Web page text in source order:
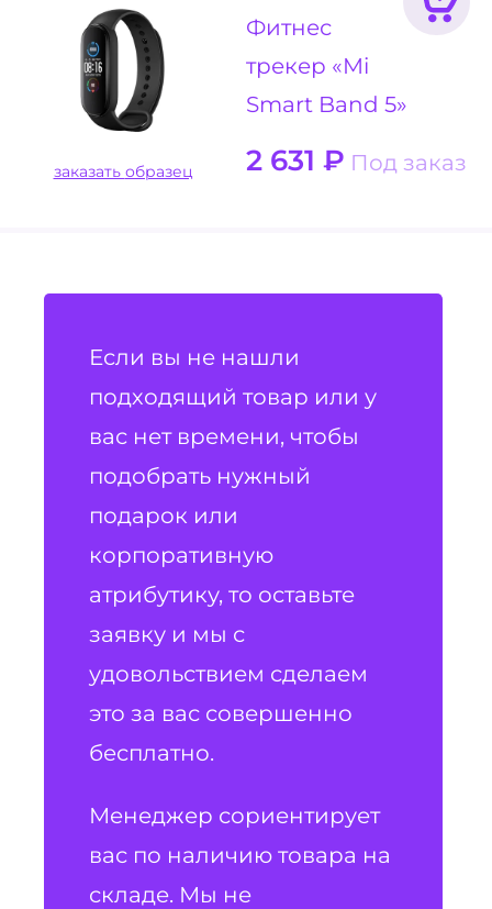
Фитнес
трекер «Mi
Smart Band 5»
2 631 ₽ Под заказ
заказать образец
Если вы не нашли
подходящий товар или у
вас нет времени, чтобы
подобрать нужный
подарок или
корпоративную
атрибутику, то оставьте
заявку и мы с
удовольствием сделаем
это за вас совершенно
бесплатно.
Менеджер сориентирует
вас по наличию товара на
складе. Мы не